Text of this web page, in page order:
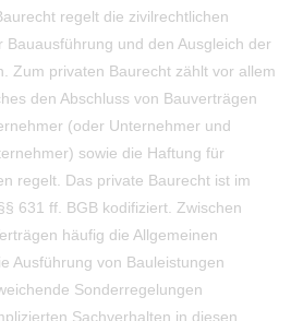
regelt die zivilrechtlichen
Bauausführung und den Ausgleich der
Zum privaten Baurecht zählt vor allem
den Abschluss von Bauverträgen
(oder Unternehmer und
sowie die Haftung für
regelt. Das private Baurecht ist im
631 ff. BGB kodifiziert. Zwischen
häufig die Allgemeinen
Ausführung von Bauleistungen
Sonderregelungen
Sachverhalten in diesen